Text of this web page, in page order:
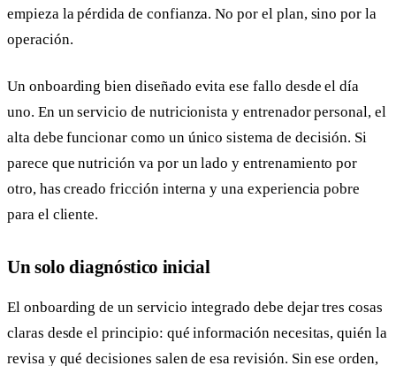
empieza la pérdida de confianza. No por el plan, sino por la
operación.
Un onboarding bien diseñado evita ese fallo desde el día
uno. En un servicio de nutricionista y entrenador personal, el
alta debe funcionar como un único sistema de decisión. Si
parece que nutrición va por un lado y entrenamiento por
otro, has creado fricción interna y una experiencia pobre
para el cliente.
Un solo diagnóstico inicial
El onboarding de un servicio integrado debe dejar tres cosas
claras desde el principio: qué información necesitas, quién la
revisa y qué decisiones salen de esa revisión. Sin ese orden,